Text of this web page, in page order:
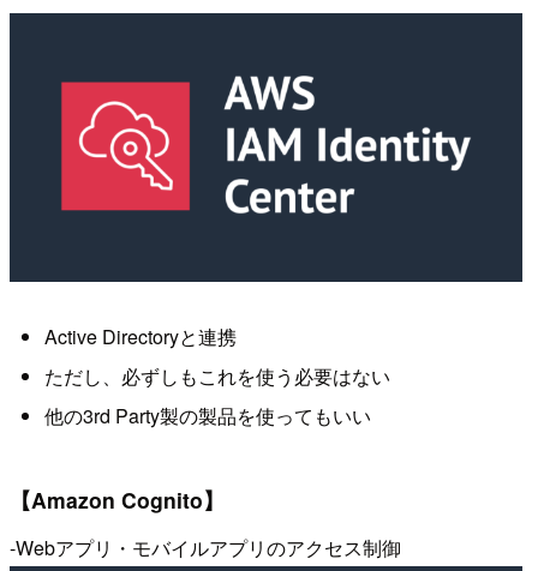
Active Directoryと連携
ただし、必ずしもこれを使う必要はない
他の3rd Party製の製品を使ってもいい
【Amazon Cognito】
-Webアプリ・モバイルアプリのアクセス制御